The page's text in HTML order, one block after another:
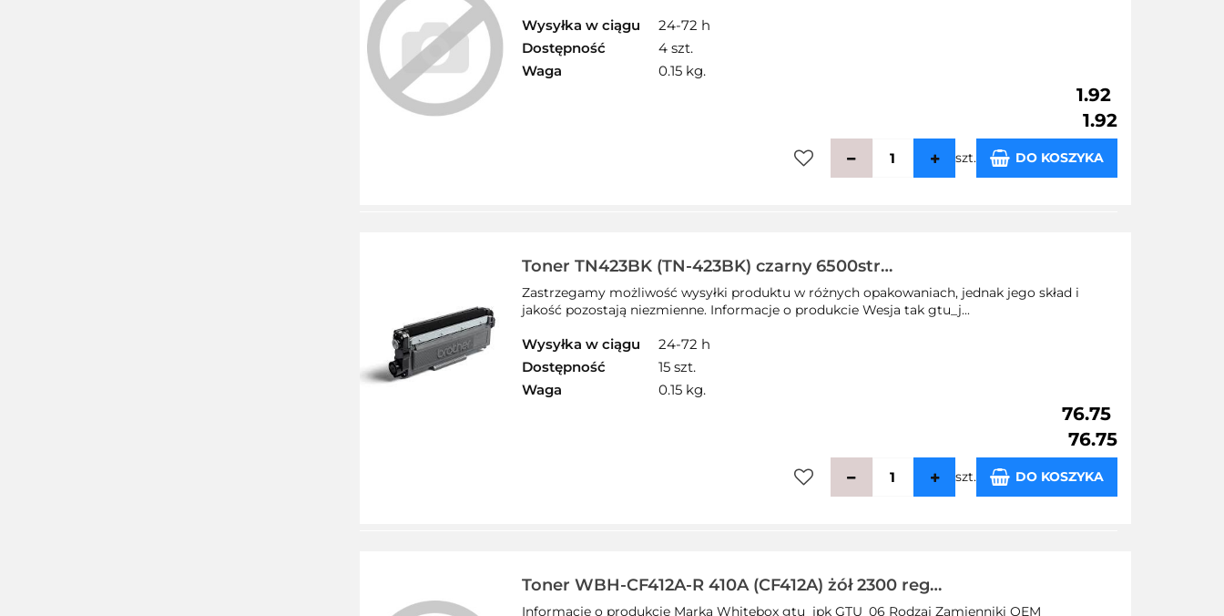
Wysyłka w ciągu
24-72 h
Dostępność
4 szt.
Waga
0.15 kg.
1.92
1.92
szt. DO KOSZYKA
Toner TN423BK (TN-423BK) czarny 6500str
zamiennik
Zastrzegamy możliwość wysyłki produktu w różnych opakowaniach, jednak jego skład i
jakość pozostają niezmienne. Informacje o produkcie Wesja tak gtu_j...
Wysyłka w ciągu
24-72 h
Dostępność
15 szt.
Waga
0.15 kg.
76.75
76.75
szt. DO KOSZYKA
Toner WBH-CF412A-R 410A (CF412A) żół 2300 reg
WHITEBOX zamiennik HP SALE
Informacje o produkcie Marka Whitebox gtu_jpk GTU_06 Rodzaj Zamienniki OEM